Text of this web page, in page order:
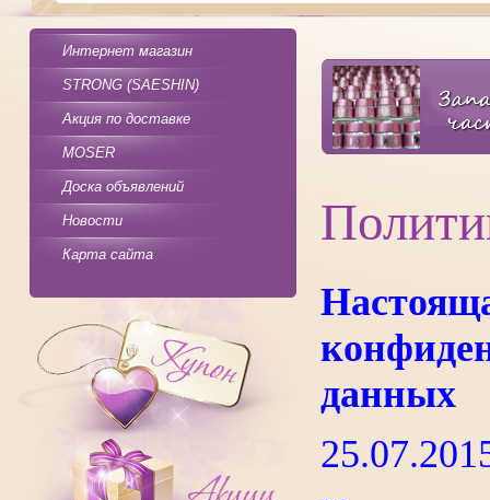
Интернет магазин
STRONG (SAESHIN)
Акция по доставке
MOSER
Доска объявлений
Новости
Карта сайта
данных